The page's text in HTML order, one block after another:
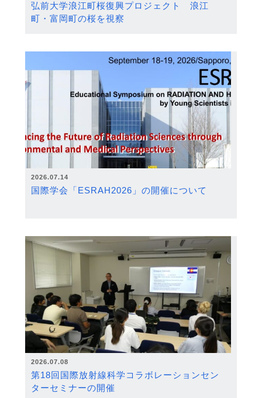
弘前大学浪江町桜復興プロジェクト 浪江
町・富岡町の桜を視察
2026.07.14
国際学会「ESRAH2026」の開催について
2026.07.08
第18回国際放射線科学コラボレーションセン
ターセミナーの開催